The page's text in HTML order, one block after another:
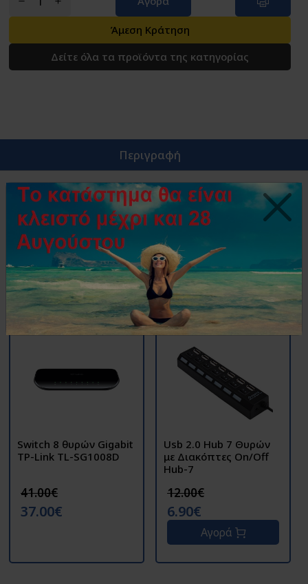
Άμεση Κράτηση
Δείτε όλα τα προϊόντα της κατηγορίας
Περιγραφή
Card reader ,υποστηριζει, SD/SDHC, microSD, Memory
Stick/MS Pro/MS Pro DUO and M2 cards και τρεις
υποδοχές USB 2.0 .
Όμοια Προϊόντα
Switch 8 θυρών Gigabit
TP-Link TL-SG1008D
41.00€
37.00€
Usb 2.0 Hub 7 Θυρών
με Διακόπτες Οn/Off
Hub-7
12.00€
6.90€
Αγορά